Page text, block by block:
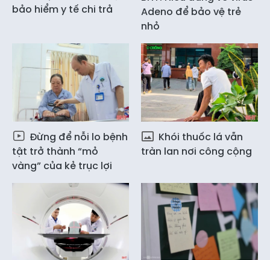
bảo hiểm y tế chi trả
Adeno để bảo vệ trẻ
nhỏ
Đừng để nỗi lo bệnh
tật trở thành “mỏ
vàng” của kẻ trục lợi
Khói thuốc lá vẫn
tràn lan nơi công cộng